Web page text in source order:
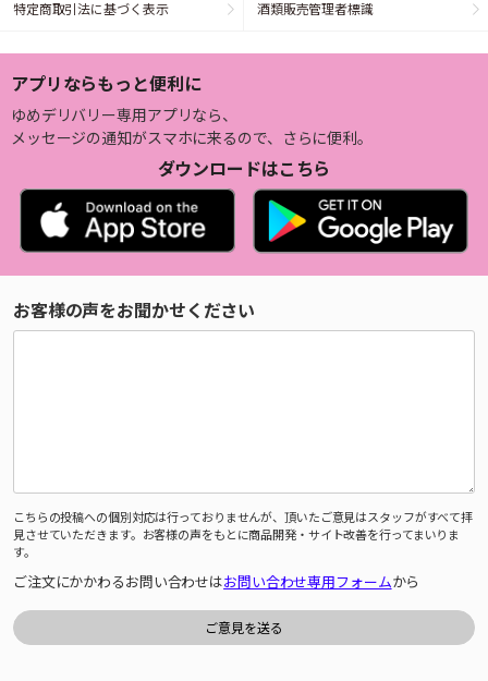
特定商取引法に基づく表示 酒類販売管理者標識
アプリならもっと便利に
ゆめデリバリー専用アプリなら、
メッセージの通知がスマホに来るので、さらに便利。
ダウンロードはこちら
お客様の声をお聞かせください
こちらの投稿への個別対応は行っておりませんが、頂いたご意見はスタッフがすべて拝
見させていただきます。お客様の声をもとに商品開発・サイト改善を行ってまいりま
す。
ご注文にかかわるお問い合わせはお問い合わせ専用フォームから